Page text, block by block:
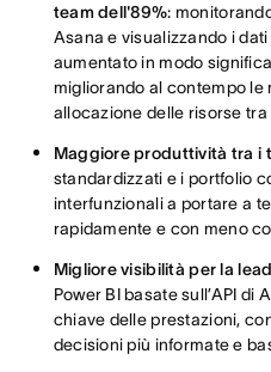
team dell'89%:
Asana e visualizzando i
aumentato in modo
migliorando al contempo
allocazione delle risorse tra
Maggiore produttività tra i
standardizzati e i portfolio
interfunzionali a portare a
rapidamente e con meno
Migliore visibilità per la
Power BI basate sull’API
chiave delle prestazioni,
decisioni più informate e